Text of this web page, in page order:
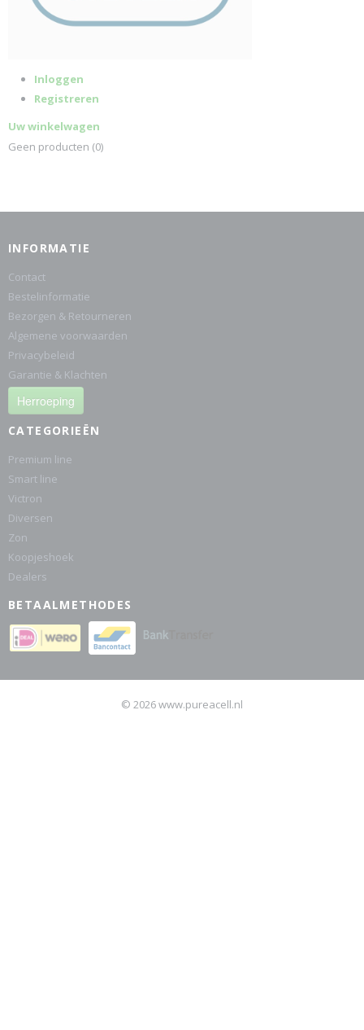
Inloggen
Registreren
Uw winkelwagen
Geen producten (0)
INFORMATIE
Contact
Bestelinformatie
Bezorgen & Retourneren
Algemene voorwaarden
Privacybeleid
Garantie & Klachten
Herroeping
CATEGORIEËN
Premium line
Smart line
Victron
Diversen
Zon
Koopjeshoek
Dealers
BETAALMETHODES
© 2026 www.pureacell.nl